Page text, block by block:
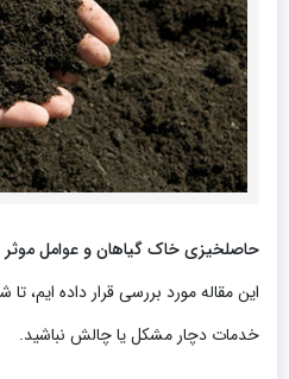
حاصلخیزی خاک گیاهان و عوامل موثر
این مقاله مورد بررسی قرار داده ایم،
خدمات دچار مشکل یا چالش نباشید.